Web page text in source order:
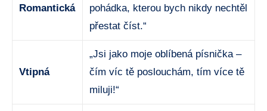
Romantická
pohádka, kterou bych nikdy nechtěl
přestat číst.“
Vtipná
„Jsi jako moje oblíbená písnička –
čím víc tě poslouchám, tím více tě
miluji!“